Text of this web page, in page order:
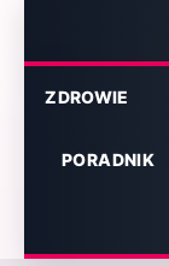
ZDROWIE
PORADNIK